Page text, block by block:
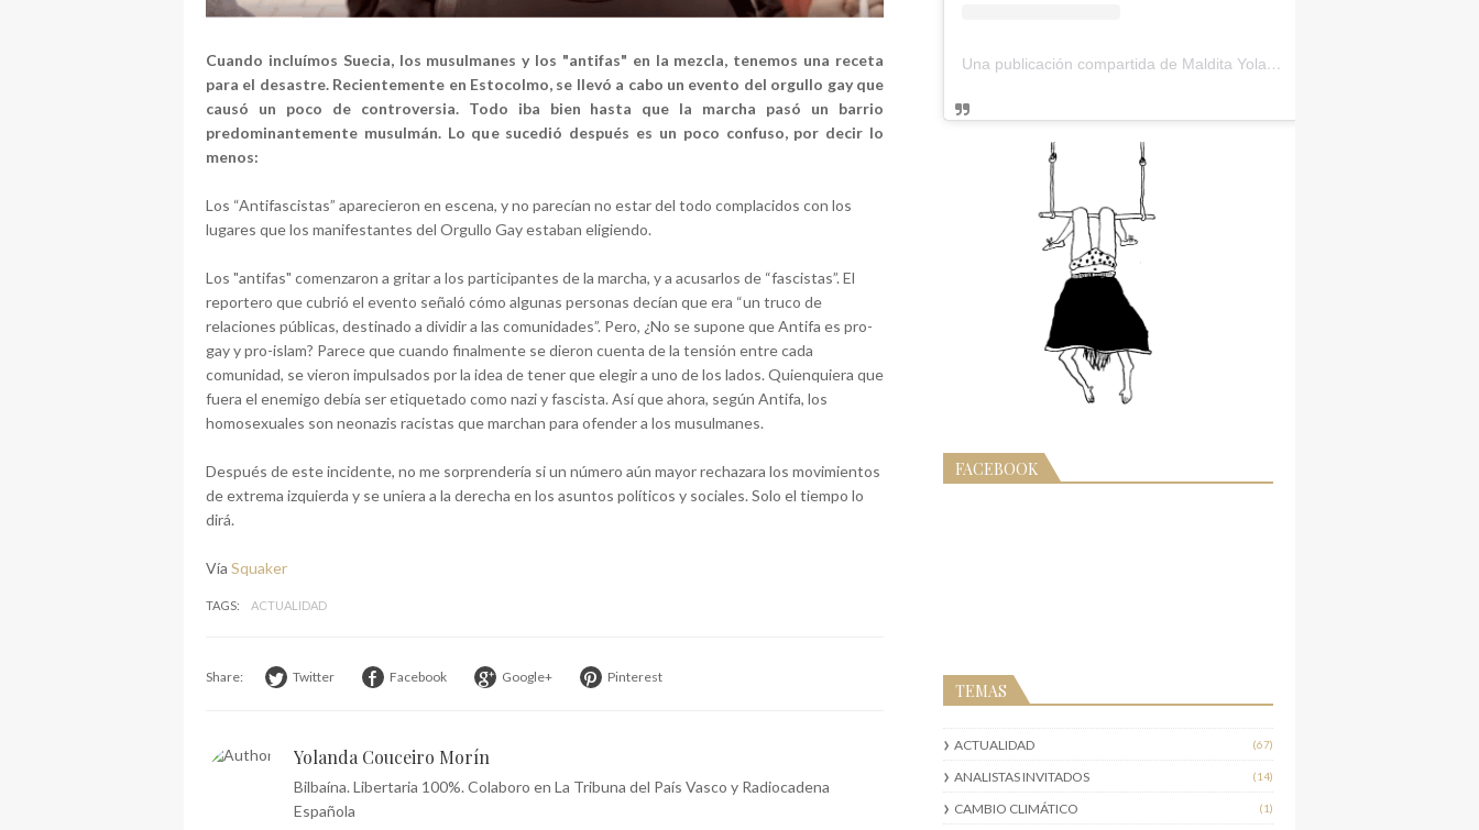
Cuando incluímos Suecia, los musulmanes y los "antifas" en la mezcla, tenemos una receta
para el desastre. Recientemente en Estocolmo, se llevó a cabo un evento del orgullo gay que
causó un poco de controversia. Todo iba bien hasta que la marcha pasó un barrio
predominantemente musulmán. Lo que sucedió después es un poco confuso, por decir lo
menos:
Los “Antifascistas” aparecieron en escena, y no parecían no estar del todo complacidos con los
lugares que los manifestantes del Orgullo Gay estaban eligiendo.
Los "antifas" comenzaron a gritar a los participantes de la marcha, y a acusarlos de “fascistas”. El
reportero que cubrió el evento señaló cómo algunas personas decían que era “un truco de
relaciones públicas, destinado a dividir a las comunidades”. Pero, ¿No se supone que Antifa es pro-
gay y pro-islam? Parece que cuando finalmente se dieron cuenta de la tensión entre cada
comunidad, se vieron impulsados ​​por la idea de tener que elegir a uno de los lados. Quienquiera que
fuera el enemigo debía ser etiquetado como nazi y fascista. Así que ahora, según Antifa, los
homosexuales son neonazis racistas que marchan para ofender a los musulmanes.
Después de este incidente, no me sorprendería si un número aún mayor rechazara los movimientos
de extrema izquierda y se uniera a la derecha en los asuntos políticos y sociales. Solo el tiempo lo
dirá.
Vía Squaker
TAGS: ACTUALIDAD
Share: Twitter Facebook Google+ Pinterest
Yolanda Couceiro Morín
Bilbaína. Libertaria 100%. Colaboro en La Tribuna del País Vasco y Radiocadena
Española
Una publicación compartida de Maldita Yolanda (@malditayolanda)
FACEBOOK
TEMAS
ACTUALIDAD (67)
ANALISTAS INVITADOS (14)
CAMBIO CLIMÁTICO (1)